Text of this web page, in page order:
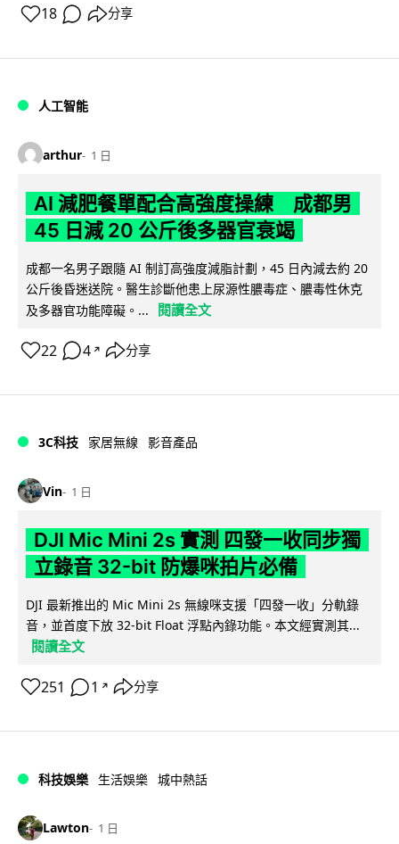
18 分享
人工智能
arthur 1 日
AI 減肥餐單配合高強度操練 成都男
45 日減 20 公斤後多器官衰竭
成都一名男子跟隨 AI 制訂高強度減脂計劃，45 日內減去約 20
公斤後昏迷送院。醫生診斷他患上尿源性膿毒症、膿毒性休克
及多器官功能障礙。...
閱讀全文
22 4 ↗ 分享
3C科技 家居無線 影音產品
Vin 1 日
DJI Mic Mini 2s 實測 四發一收同步獨
立錄音 32-bit 防爆咪拍片必備
DJI 最新推出的 Mic Mini 2s 無線咪支援「四發一收」分軌錄
音，並首度下放 32-bit Float 浮點內錄功能。本文經實測其...
閱讀全文
251 1 ↗ 分享
科技娛樂 生活娛樂 城中熱話
Lawton 1 日